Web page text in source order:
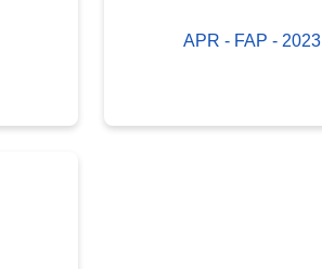
APR - FAP - 2023